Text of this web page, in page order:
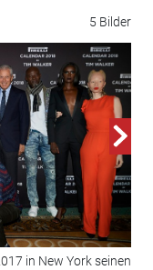
5 Bilder
in New York seinen